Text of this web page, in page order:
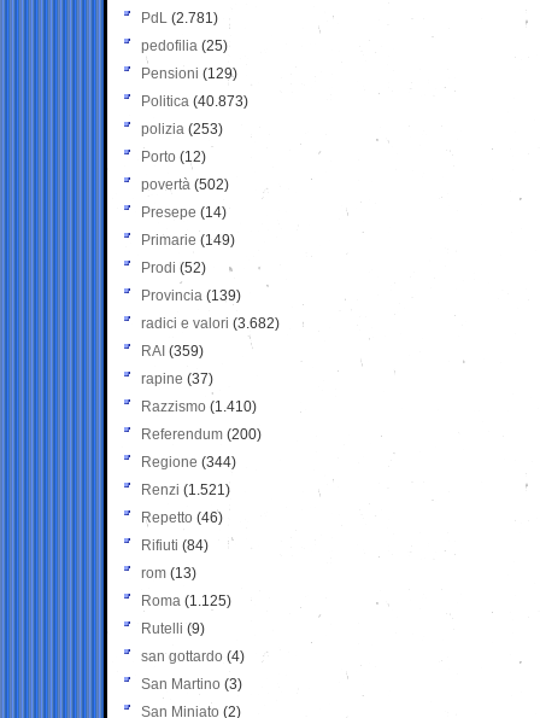
PdL (2.781)
pedofilia (25)
Pensioni (129)
Politica (40.873)
polizia (253)
Porto (12)
povertà (502)
Presepe (14)
Primarie (149)
Prodi (52)
Provincia (139)
radici e valori (3.682)
RAI (359)
rapine (37)
Razzismo (1.410)
Referendum (200)
Regione (344)
Renzi (1.521)
Repetto (46)
Rifiuti (84)
rom (13)
Roma (1.125)
Rutelli (9)
san gottardo (4)
San Martino (3)
San Miniato (2)